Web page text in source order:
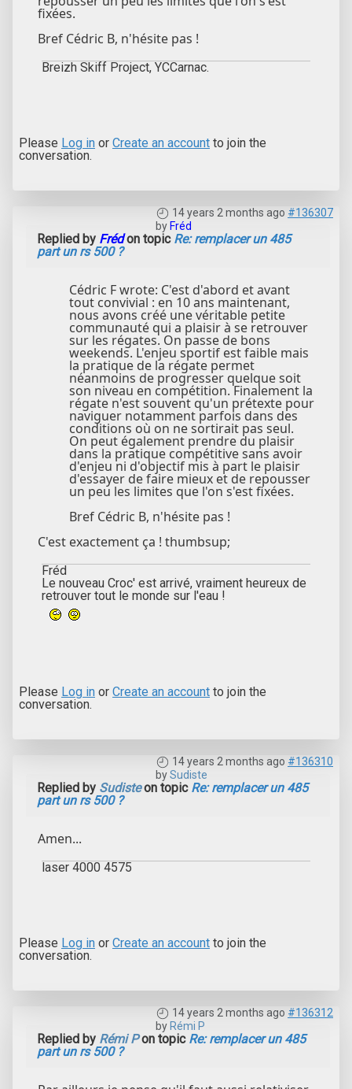
fixées.
Bref Cédric B, n'hésite pas !
Breizh Skiff Project, YCCarnac.
Please Log in or Create an account to join the
conversation.
14 years 2 months ago #136307
by Fréd
Replied by Frédon topic Re: remplacer un 485
part un rs 500 ?
Cédric F wrote: C'est d'abord et avant
tout convivial : en 10 ans maintenant,
nous avons créé une véritable petite
communauté qui a plaisir à se retrouver
sur les régates. On passe de bons
weekends. L'enjeu sportif est faible mais
la pratique de la régate permet
néanmoins de progresser quelque soit
son niveau en compétition. Finalement la
régate n'est souvent qu'un prétexte pour
naviguer notamment parfois dans des
conditions où on ne sortirait pas seul.
On peut également prendre du plaisir
dans la pratique compétitive sans avoir
d'enjeu ni d'objectif mis à part le plaisir
d'essayer de faire mieux et de repousser
un peu les limites que l'on s'est fixées.
Bref Cédric B, n'hésite pas !
C'est exactement ça ! thumbsup;
Fréd
Le nouveau Croc' est arrivé, vraiment heureux de
retrouver tout le monde sur l'eau !
Please Log in or Create an account to join the
conversation.
14 years 2 months ago #136310
bySudiste
Replied by Sudisteon topic Re: remplacer un 485
part un rs 500 ?
Amen...
laser 4000 4575
Please Log in or Create an account to join the
conversation.
14 years 2 months ago #136312
by Rémi P
Replied by Rémi Pon topic Re: remplacer un 485
part un rs 500 ?